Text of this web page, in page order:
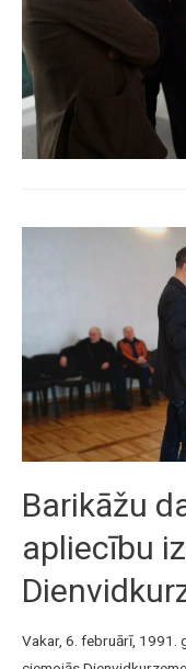
Barikāžu
apliecību
Vakar, 6. februārī, 1991.